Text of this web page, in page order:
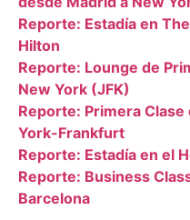
Reporte: Estadía en
Hilton
Reporte: Lounge de
New York (JFK)
Reporte: Primera
York-Frankfurt
Reporte: Estadía en el
Reporte: Business
Barcelona